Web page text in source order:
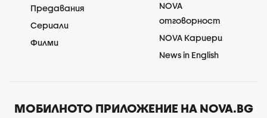
Предавания
Сериали
Филми
NOVA
отговорност
NOVA Кариери
News in English
МОБИЛНОТО ПРИЛОЖЕНИЕ НА NOVA.BG